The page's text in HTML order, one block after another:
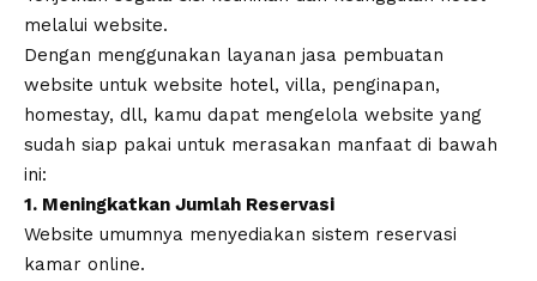
melalui website.
Dengan menggunakan layanan jasa pembuatan
website untuk website hotel, villa, penginapan,
homestay, dll, kamu dapat mengelola website yang
sudah siap pakai untuk merasakan manfaat di bawah
ini:
1. Meningkatkan Jumlah Reservasi
Website umumnya menyediakan sistem reservasi
kamar online.